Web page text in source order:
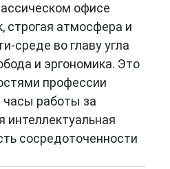
офисе
строгая атмосфера и
среде во главу угла
и эргономика. Это
профессии
часы работы за
сосредоточенности